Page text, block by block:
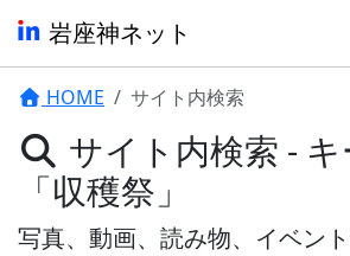
岩座神ネット
HOME サイト内検索
サイト内検索 -
「収穫祭」
写真、動画、読み物、イベン